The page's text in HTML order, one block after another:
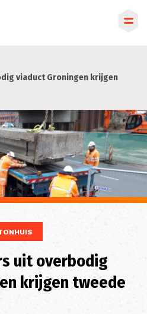
viaduct Groningen krijgen
uit overbodig
krijgen tweede